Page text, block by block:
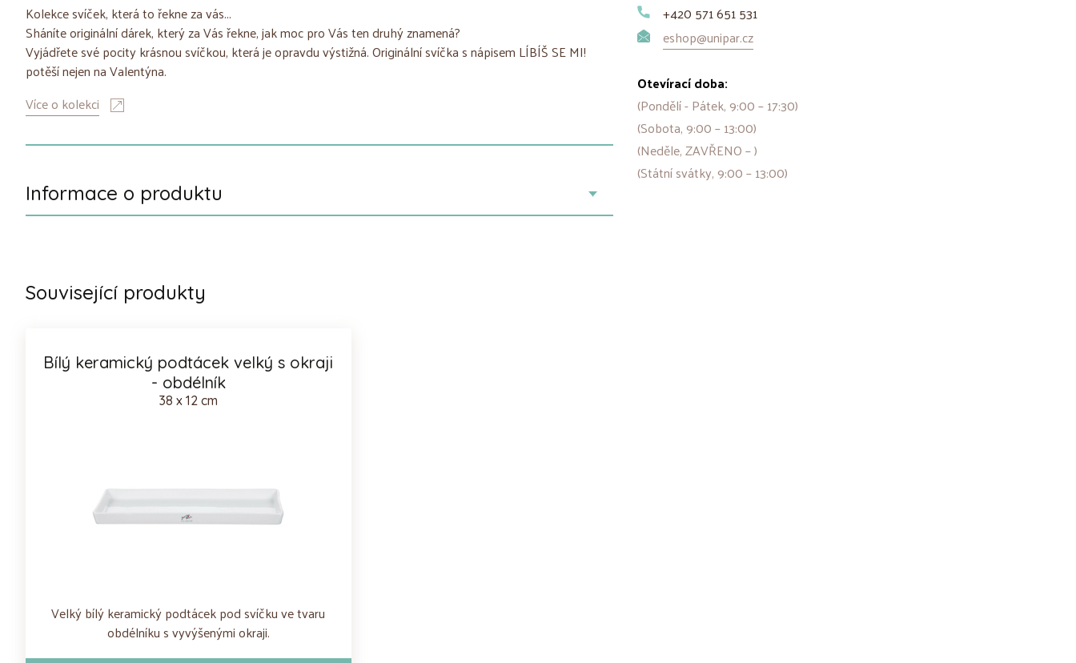
Kolekce svíček, která to řekne za vás...
Sháníte originální dárek, který za Vás řekne, jak moc pro Vás ten druhý znamená?
Vyjádřete své pocity krásnou svíčkou, která je opravdu výstižná. Originální svíčka s nápisem LÍBÍŠ SE MI!
potěší nejen na Valentýna.
Více o kolekci
Informace o produktu
+420 571 651 531
eshop@unipar.cz
Otevírací doba:
(Pondělí - Pátek, 9:00 – 17:30)
(Sobota, 9:00 – 13:00)
(Neděle, ZAVŘENO – )
(Státní svátky, 9:00 – 13:00)
Související produkty
Bílý keramický podtácek velký s okraji
- obdélník
38 x 12 cm
Velký bílý keramický podtácek pod svíčku ve tvaru
obdélníku s vyvýšenými okraji.